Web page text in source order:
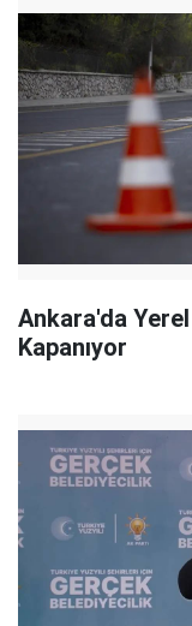
Ankara'da
Kapanıyor